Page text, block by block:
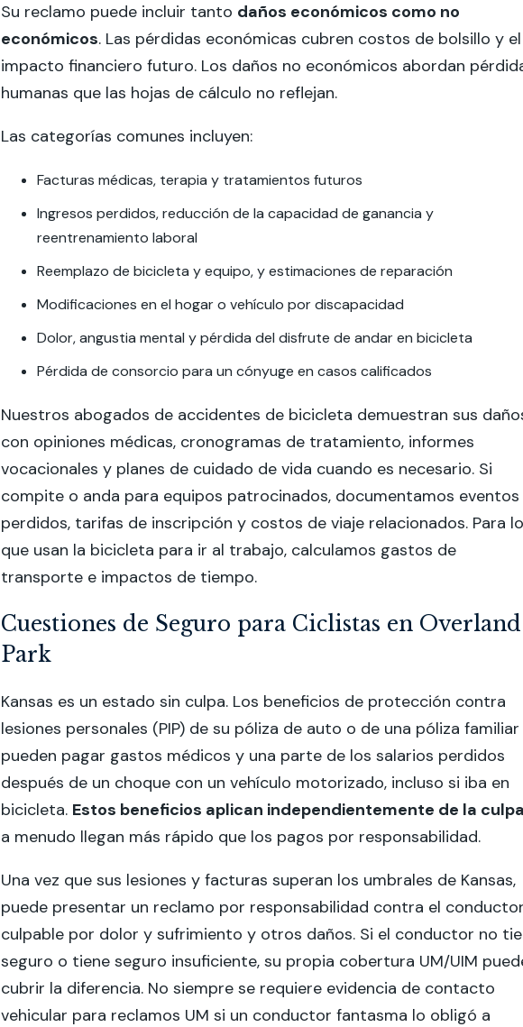
Su reclamo puede incluir tanto daños económicos como no
económicos. Las pérdidas económicas cubren costos de bolsillo y el
impacto financiero futuro. Los daños no económicos abordan
humanas que las hojas de cálculo no reflejan.
Las categorías comunes incluyen:
Facturas médicas, terapia y tratamientos futuros
Ingresos perdidos, reducción de la capacidad de ganancia y
reentrenamiento laboral
Reemplazo de bicicleta y equipo, y estimaciones de reparación
Modificaciones en el hogar o vehículo por discapacidad
Dolor, angustia mental y pérdida del disfrute de andar en bicicleta
Pérdida de consorcio para un cónyuge en casos calificados
Nuestros abogados de accidentes de bicicleta demuestran sus
con opiniones médicas, cronogramas de tratamiento, informes
vocacionales y planes de cuidado de vida cuando es necesario. Si
compite o anda para equipos patrocinados, documentamos eventos
perdidos, tarifas de inscripción y costos de viaje relacionados. Para
que usan la bicicleta para ir al trabajo, calculamos gastos de
transporte e impactos de tiempo.
Cuestiones de Seguro para Ciclistas en Overland
Park
Kansas es un estado sin culpa. Los beneficios de protección contra
lesiones personales (PIP) de su póliza de auto o de una póliza familiar
pueden pagar gastos médicos y una parte de los salarios perdidos
después de un choque con un vehículo motorizado, incluso si iba en
bicicleta. Estos beneficios aplican independientemente de la
a menudo llegan más rápido que los pagos por responsabilidad.
Una vez que sus lesiones y facturas superan los umbrales de Kansas,
puede presentar un reclamo por responsabilidad contra el
culpable por dolor y sufrimiento y otros daños. Si el conductor no
seguro o tiene seguro insuficiente, su propia cobertura UM/UIM
cubrir la diferencia. No siempre se requiere evidencia de contacto
vehicular para reclamos UM si un conductor fantasma lo obligó a